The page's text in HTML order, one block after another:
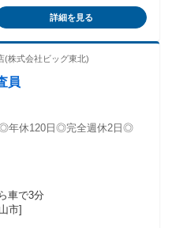
業問わず、 何かしらの
ルスや接客販売などの経験を
充実させたい方 ✅在宅率の
ィブで高収入を狙いたい方
リアを描きたい方 ✅専門ス
詳細を見る
(株式会社ビッグ東北)
員
年休120日◎完全週休2日◎
車で3分
市]